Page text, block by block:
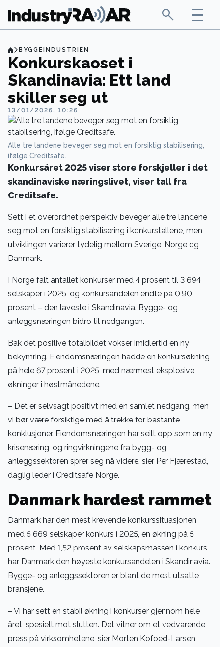
BYGGEINDUSTRIEN
Konkurskaoset i
Skandinavia: Ett land
skiller seg ut
13/01/2026, 10:26
Alle tre landene beveger seg mot en forsiktig stabilisering,
ifølge Creditsafe.
Konkursåret 2025 viser store forskjeller i det
skandinaviske næringslivet, viser tall fra
Creditsafe.
Sett i et overordnet perspektiv beveger alle tre landene
seg mot en forsiktig stabilisering i konkurstallene, men
utviklingen varierer tydelig mellom Sverige, Norge og
Danmark.
I Norge falt antallet konkurser med 4 prosent til 3 694
selskaper i 2025, og konkursandelen endte på 0,90
prosent – den laveste i Skandinavia. Bygge- og
anleggsnæringen bidro til nedgangen.
Bak det positive totalbildet vokser imidlertid en ny
bekymring. Eiendomsnæringen hadde en konkursøkning
på hele 67 prosent i 2025, med nærmest eksplosive
økninger i høstmånedene.
– Det er selvsagt positivt med en samlet nedgang, men
vi bør være forsiktige med å trekke for bastante
konklusjoner. Eiendomsnæringen har seilt opp som en ny
krisenæring, og ringvirkningene fra bygg- og
anleggssektoren sprer seg nå videre, sier Per Fjærestad,
daglig leder i Creditsafe Norge.
Danmark hardest rammet
Danmark har den mest krevende konkurssituasjonen
med 5 669 selskaper konkurs i 2025, en økning på 5
prosent. Med 1,52 prosent av selskapsmassen i konkurs
har Danmark den høyeste konkursandelen i Skandinavia.
Bygge- og anleggssektoren er blant de mest utsatte
bransjene.
– Vi har sett en stabil økning i konkurser gjennom hele
året, spesielt mot slutten. Det vitner om et vedvarende
press på virksomhetene, sier Morten Kofoed-Larsen,